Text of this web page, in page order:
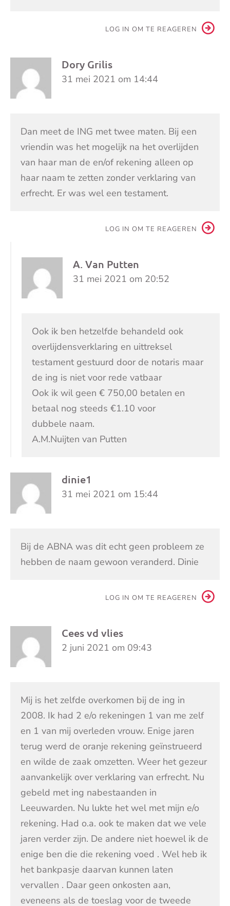
LOG IN OM TE REAGEREN
Dory Grilis
31 mei 2021 om 14:44
Dan meet de ING met twee maten. Bij een
vriendin was het mogelijk na het overlijden
van haar man de en/of rekening alleen op
haar naam te zetten zonder verklaring van
erfrecht. Er was wel een testament.
LOG IN OM TE REAGEREN
A. Van Putten
31 mei 2021 om 20:52
Ook ik ben hetzelfde behandeld ook
overlijdensverklaring en uittreksel
testament gestuurd door de notaris maar
de ing is niet voor rede vatbaar
Ook ik wil geen € 750,00 betalen en
betaal nog steeds €1.10 voor
dubbele naam.
A.M.Nuijten van Putten
dinie1
31 mei 2021 om 15:44
Bij de ABNA was dit echt geen probleem ze
hebben de naam gewoon veranderd. Dinie
LOG IN OM TE REAGEREN
Cees vd vlies
2 juni 2021 om 09:43
Mij is het zelfde overkomen bij de ing in
2008. Ik had 2 e/o rekeningen 1 van me zelf
en 1 van mij overleden vrouw. Enige jaren
terug werd de oranje rekening geïnstrueerd
en wilde de zaak omzetten. Weer het gezeur
aanvankelijk over verklaring van erfrecht. Nu
gebeld met ing nabestaanden in
Leeuwarden. Nu lukte het wel met mijn e/o
rekening. Had o.a. ook te maken dat we vele
jaren verder zijn. De andere niet hoewel ik de
enige ben die die rekening voed . Wel heb ik
het bankpasje daarvan kunnen laten
vervallen . Daar geen onkosten aan,
eveneens als de toeslag voor de tweede